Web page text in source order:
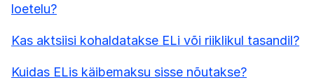
loetelu?
Kas aktsiisi kohaldatakse ELi või riiklikul tasandil?
Kuidas ELis käibemaksu sisse nõutakse?